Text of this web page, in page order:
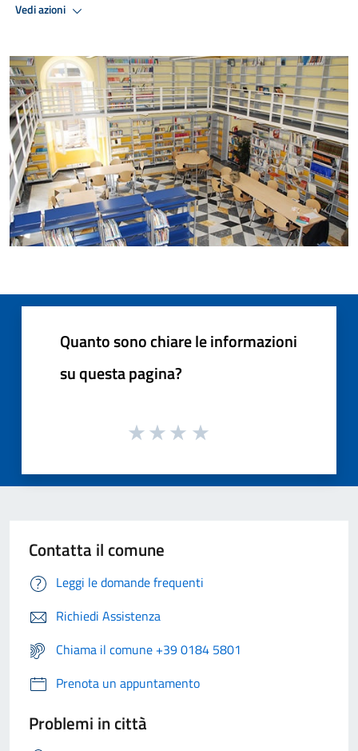
Vedi azioni
Quanto sono chiare le informazioni
su questa pagina?
Contatta il comune
Leggi le domande frequenti
Richiedi Assistenza
Chiama il comune +39 0184 5801
Prenota un appuntamento
Problemi in città